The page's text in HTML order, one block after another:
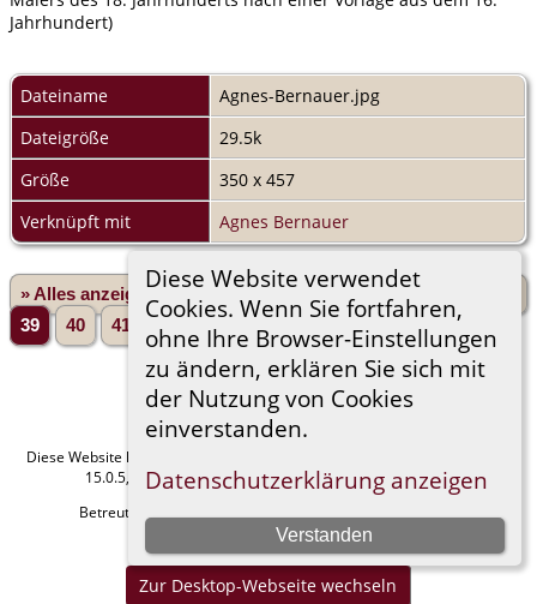
Diese Website verwendet
Cookies. Wenn Sie fortfahren,
ohne Ihre Browser-Einstellungen
zu ändern, erklären Sie sich mit
der Nutzung von Cookies
einverstanden.
Datenschutzerklärung anzeigen
Verstanden
Jahrhundert)
Dateiname
Agnes-Bernauer.jpg
Dateigröße
29.5k
Größe
350 x 457
Verknüpft mit
Agnes Bernauer
» Alles anzeigen
39
40 41 42 43 Vorwärts»
Diese Website läuft mit
15.0.5, programmiert von Darrin Lythgoe © 2001-2026.
Betreut von
Impressum
Zur Desktop-Webseite wechseln